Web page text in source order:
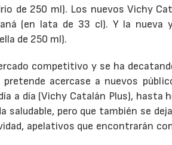
de 250 ml). Los nuevos Vichy
(en lata de 33 cl). Y la nueva
de 250 ml).
competitivo y se ha
acercase a nuevos
a día (Vichy Catalán Plus), hasta
pero que también se
apelativos que encontrarán